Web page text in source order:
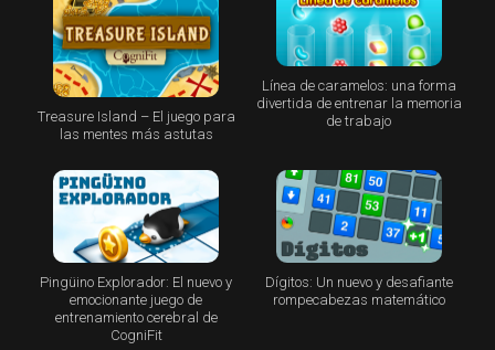
Treasure Island – El juego para
las mentes más astutas
Línea de caramelos: una forma
divertida de entrenar la memoria
de trabajo
Pingüino Explorador: El nuevo y
emocionante juego de
entrenamiento cerebral de
CogniFit
Dígitos: Un nuevo y desafiante
rompecabezas matemático